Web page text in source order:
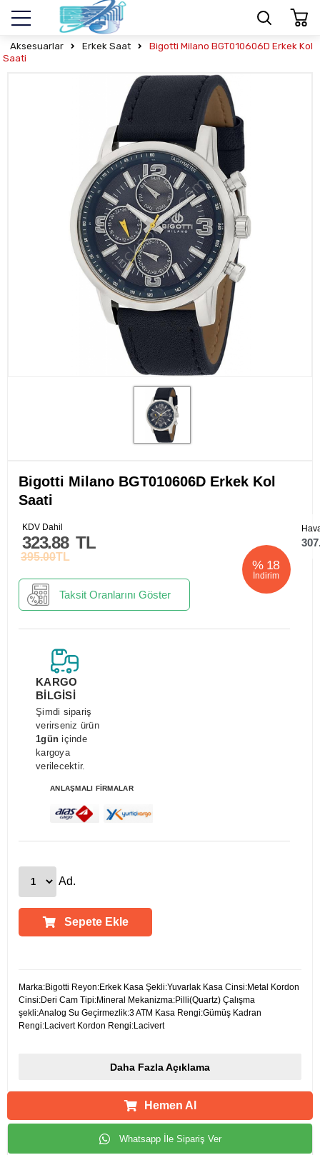
Aksesuarlar Erkek Saat
Bigotti Milano BGT010606D Erkek Kol
Saati
Bigotti Milano BGT010606D Erkek Kol
Saati
% 18
İndirim
395.00TL
323.88 TL
KDV Dahil
Taksit Oranlarını Göster
KARGO
BİLGİSİ
Şimdi sipariş
verirseniz ürün
1gün içinde
kargoya
verilecektir.
ANLAŞMALI FİRMALAR
Ad.
Sepete Ekle
Marka:Bigotti Reyon:Erkek Kasa Şekli:Yuvarlak Kasa Cinsi:Metal Kordon
Cinsi:Deri Cam Tipi:Mineral Mekanizma:Pilli(Quartz) Çalışma
şekli:Analog Su Geçirmezlik:3 ATM Kasa Rengi:Gümüş Kadran
Rengi:Lacivert Kordon Rengi:Lacivert
Daha Fazla Açıklama
Hemen Al
Whatsapp İle Sipariş Ver